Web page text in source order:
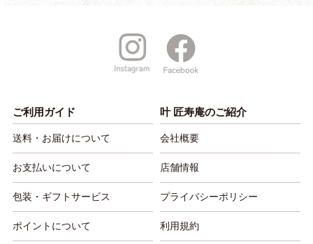
ご利用ガイド
送料・お届けについて
お支払いについて
包装・ギフトサービス
ポイントについて
叶 匠寿庵のご紹介
会社概要
店舗情報
プライバシーポリシー
利用規約